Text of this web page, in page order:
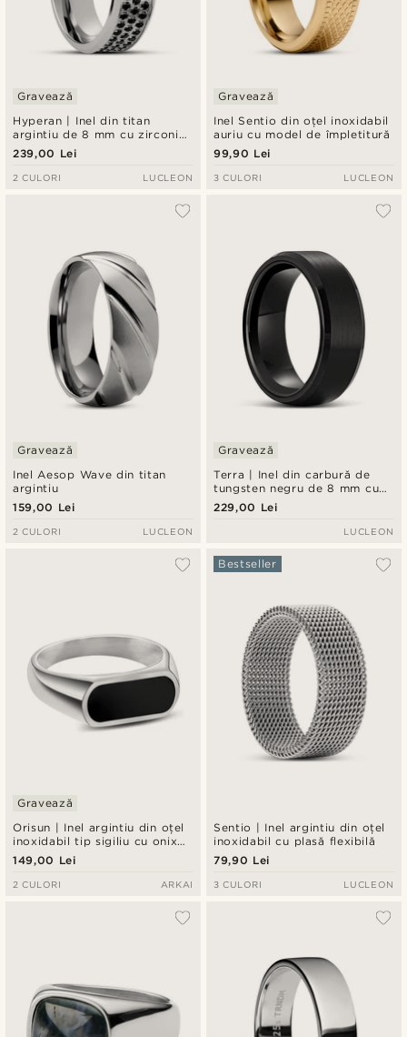
Hyperan | Inel din titan
argintiu de 8 mm cu zirconiu
negru
Gravează
239,00 Lei
2 CULORI LUCLEON
Inel Sentio din oțel inoxidabil
auriu cu model de împletitură
Gravează
99,90 Lei
3 CULORI LUCLEON
Inel Aesop Wave din titan
argintiu
Gravează
159,00 Lei
2 CULORI LUCLEON
Terra | Inel din carbură de
tungsten negru de 8 mm cu
margini teșite
Gravează
229,00 Lei
LUCLEON
Orisun | Inel argintiu din oțel
inoxidabil tip sigiliu cu onix
negru
Gravează
149,00 Lei
2 CULORI ARKAI
Sentio | Inel argintiu din oțel
inoxidabil cu plasă flexibilă
Bestseller
79,90 Lei
3 CULORI LUCLEON